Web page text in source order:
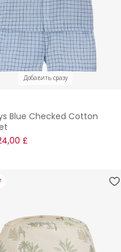
Добавить сразу
Blue Checked Cotton
£